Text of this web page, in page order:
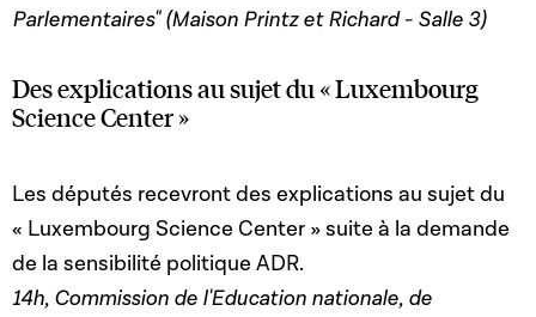
Parlementaires" (Maison Printz et Richard - Salle 3)
Des explications au sujet du « Luxembourg
Science Center »
Les députés recevront des explications au sujet du
« Luxembourg Science Center » suite à la demande
de la sensibilité politique ADR.
14h, Commission de l'Education nationale, de